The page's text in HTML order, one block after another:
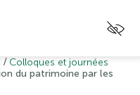
/ Colloques et journées
du patrimoine par les